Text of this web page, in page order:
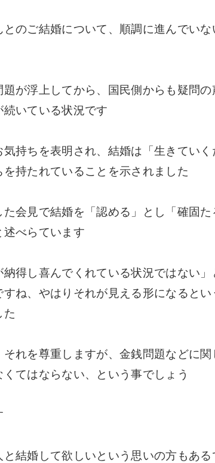
のご結婚について、順調に進んでいな
が浮上してから、国民側からも疑問の
いている状況です
持ちを表明され、結婚は「生きていく
持たれていることを示されました
会見で結婚を「認める」とし「確固た
べらています
得し喜んでくれている状況ではない」
ね、やはりそれが見える形になるとい
た
れを尊重しますが、金銭問題などに関
てはならない、という事でしょう
結婚して欲しいという思いの方もある